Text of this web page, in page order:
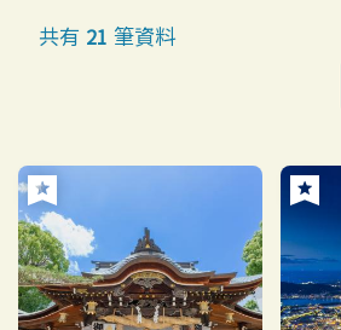
共有 21 筆資料